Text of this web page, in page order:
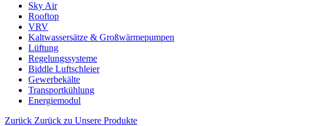
Sky Air
Rooftop
VRV
Kaltwassersätze & Großwärmepumpen
Lüftung
Regelungssysteme
Biddle Luftschleier
Gewerbekälte
Transportkühlung
Energiemodul
Zurück Zurück zu Unsere Produkte